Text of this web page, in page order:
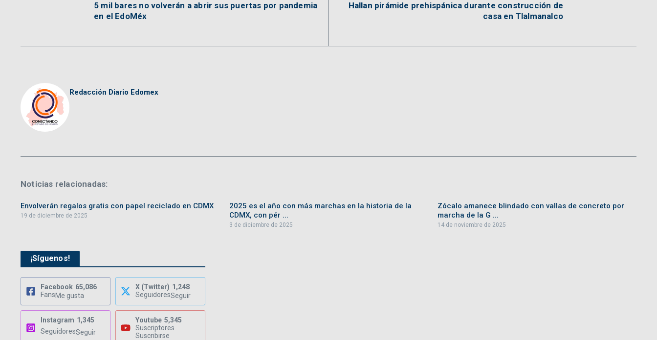
5 mil bares no volverán a abrir sus puertas por pandemia
en el EdoMéx
Hallan pirámide prehispánica durante construcción de
casa en Tlalmanalco
Redacción Diario Edomex
Noticias relacionadas:
Envolverán regalos gratis con papel reciclado en CDMX
19 de diciembre de 2025
2025 es el año con más marchas en la historia de la
CDMX, con pér ...
3 de diciembre de 2025
Zócalo amanece blindado con vallas de concreto por
marcha de la G ...
14 de noviembre de 2025
¡Síguenos!
Facebook 65,086
FansMe gusta
X (Twitter) 1,248
SeguidoresSeguir
Instagram 1,345
SeguidoresSeguir
Youtube 5,345
Suscriptores
Suscribirse